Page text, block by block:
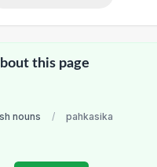
this page
nouns / pahkasika